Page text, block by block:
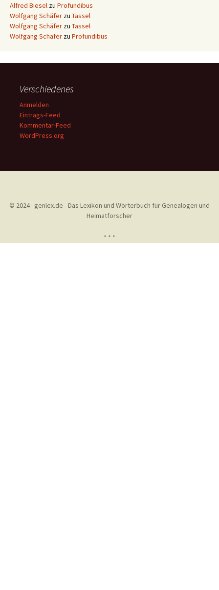
Alfred Biesel zu Profundibus
Wolfgang Schäfer zu Tassel
Wolfgang Schäfer zu Tassel
Wolfgang Schäfer zu Profundibus
Verschiedenes
Anmelden
Eintrags-Feed
Kommentar-Feed
WordPress.org
© 2024 · genlex.de - Das Lexikon und Wörterbuch für Genealogen und
Heimatforscher
* * *